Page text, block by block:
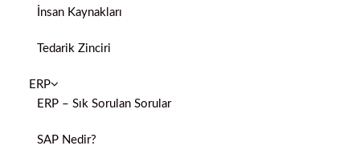
İnsan Kaynakları
Tedarik Zinciri
ERP
ERP – Sık Sorulan Sorular
SAP Nedir?